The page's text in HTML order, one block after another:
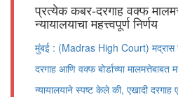
प्रत्येक कबर-दरगाह वक्फ
न्यायालयाचा महत्त्वपूर्ण निर्णय
मुंबई : (Madras High Court) मद्रास
दरगाह आणि वक्फ बोर्डाच्या मालमत्तेबाबत
न्यायालयाने स्पष्ट केले की, एखादी दरगाह